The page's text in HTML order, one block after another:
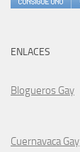
ENLACES
Blogueros Gay
Cuernavaca Gay